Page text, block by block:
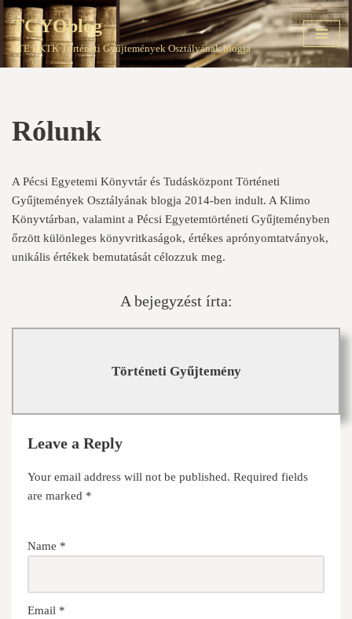
Skip
to
TGYOblog
PTE EKTK Történeti Gyűjtemények Osztályának blogja
Rólunk
A Pécsi Egyetemi Könyvtár és Tudásközpont Történeti
Gyűjtemények Osztályának blogja 2014-ben indult. A Klimo
Könyvtárban, valamint a Pécsi Egyetemtörténeti Gyűjteményben
őrzött különleges könyvritkaságok, értékes aprónyomtatványok,
unikális értékek bemutatását célozzuk meg.
A bejegyzést írta:
Történeti Gyűjtemény
Leave a Reply
Your email address will not be published. Required fields
are marked *
Name *
Email *